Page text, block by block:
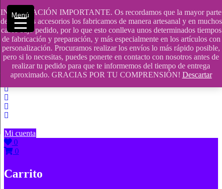
INFORMACIÓN IMPORTANTE. Os recordamos que la mayor parte
de nuestros accesorios los fabricamos de manera artesanal y en muchos
casos bajo pedido, por lo que esto conlleva unos determinados tiempos
de fabricación y preparación, y más especialmente en los artículos con
personalización. Procuramos realizar los envíos lo más rápido posible,
pero si lo necesitas, puedes ponerte en contacto con nosotros antes de
realizar tu pedido para que te informemos del tiempo de entrega
aproximado. GRACIAS POR TU COMPRENSIÓN! Descartar
Saltar
contenido
609241475 SOLO DE 10:00 a 14:00
info@hobbyaescala.com
San Fernando de Henares
10:00 - 14:00
Mi cuenta
0
0
Carrito
Menú